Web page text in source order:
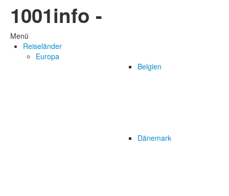
1001info -
Menü
Reiseländer
Europa
Belgien
Dänemark